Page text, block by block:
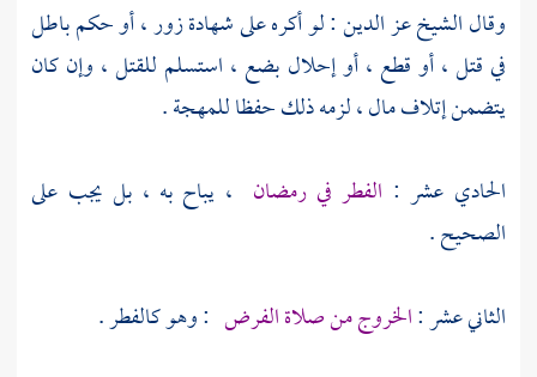
وقالالشيخ عز الدين: لو أكره على شهادة زور ، أو حكم باطل
في قتل ، أو قطع ، أو إحلال بضع ، استسلم للقتل ، وإن كان
يتضمن إتلاف مال ، لزمه ذلك حفظا للمهجة .
الحادي عشر : الفطر في رمضان ، يباح به ، بل يجب على
الصحيح .
الثاني عشر :الخروج من صلاة الفرض : وهو كالفطر .